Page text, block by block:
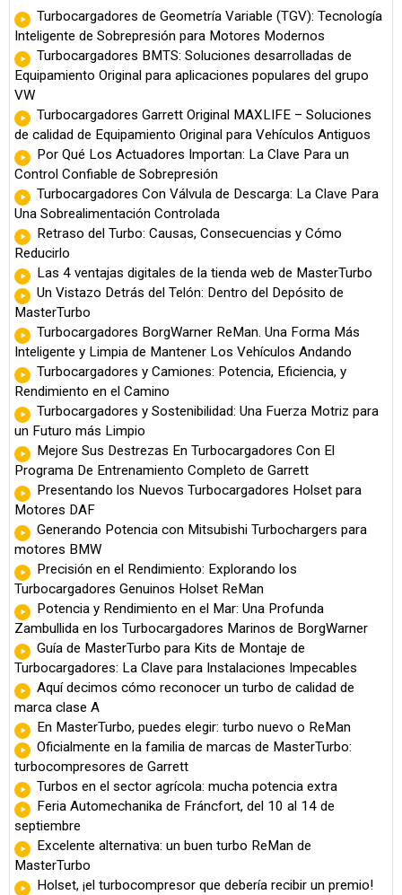
Turbocargadores de Geometría Variable (TGV): Tecnología
Inteligente de Sobrepresión para Motores Modernos
Turbocargadores BMTS: Soluciones desarrolladas de
Equipamiento Original para aplicaciones populares del grupo
VW
Turbocargadores Garrett Original MAXLIFE – Soluciones
de calidad de Equipamiento Original para Vehículos Antiguos
Por Qué Los Actuadores Importan: La Clave Para un
Control Confiable de Sobrepresión
Turbocargadores Con Válvula de Descarga: La Clave Para
Una Sobrealimentación Controlada
Retraso del Turbo: Causas, Consecuencias y Cómo
Reducirlo
Las 4 ventajas digitales de la tienda web de MasterTurbo
Un Vistazo Detrás del Telón: Dentro del Depósito de
MasterTurbo
Turbocargadores BorgWarner ReMan. Una Forma Más
Inteligente y Limpia de Mantener Los Vehículos Andando
Turbocargadores y Camiones: Potencia, Eficiencia, y
Rendimiento en el Camino
Turbocargadores y Sostenibilidad: Una Fuerza Motriz para
un Futuro más Limpio
Mejore Sus Destrezas En Turbocargadores Con El
Programa De Entrenamiento Completo de Garrett
Presentando los Nuevos Turbocargadores Holset para
Motores DAF
Generando Potencia con Mitsubishi Turbochargers para
motores BMW
Precisión en el Rendimiento: Explorando los
Turbocargadores Genuinos Holset ReMan
Potencia y Rendimiento en el Mar: Una Profunda
Zambullida en los Turbocargadores Marinos de BorgWarner
Guía de MasterTurbo para Kits de Montaje de
Turbocargadores: La Clave para Instalaciones Impecables
Aquí decimos cómo reconocer un turbo de calidad de
marca clase A
En MasterTurbo, puedes elegir: turbo nuevo o ReMan
Oficialmente en la familia de marcas de MasterTurbo:
turbocompresores de Garrett
Turbos en el sector agrícola: mucha potencia extra
Feria Automechanika de Fráncfort, del 10 al 14 de
septiembre
Excelente alternativa: un buen turbo ReMan de
MasterTurbo
Holset, ¡el turbocompresor que debería recibir un premio!